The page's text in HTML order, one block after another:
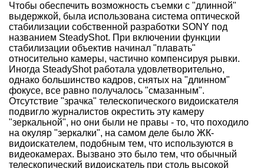
Чтобы обеспечить возможность съемки с "длинной"
выдержкой, была использована система оптической
стабилизации собственной разработки SONY под
названием SteadyShot. При включении функции
стабилизации объектив начинал "плавать"
относительно камеры, частично компенсируя рывки.
Иногда SteadyShot работала удовлетворительно,
однако большинство кадров, снятых на "длинном"
фокусе, все равно получалось "смазанным".
Отсутствие "зрачка" телескопического видоискателя
подвигло журналистов окрестить эту камеру
"зеркальной", но они были не правы - то, что походило
на окуляр "зеркалки", на самом деле было ЖК-
видоискателем, подобным тем, что используются в
видеокамерах. Вызвано это было тем, что обычный
телескопический видоискатель при столь высокой